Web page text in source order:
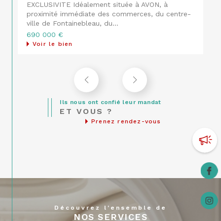
personnalisée, avec des supports
modernes
La diffusion de vos
immobilières à Fontainebleau
chaque étape de la transaction
Grâce à notre positionnement de
proximité, nous connaissons les
spécificités desquartiers de
Fontainebleau, Avon, Samois-sur-Seine
. Nous vous
aidons à faire le bon choix, au bon prix,
au bon moment.
Louer ou faire gérer son
Idéalement située à AVON, à proximité immédiate
des commerces, de Fontainebleau, du parc du
735 000 €
Ils nous ont confié leur mandat
ET VOUS ?
Prenez rendez-vous
Découvrez l'ensemble de
NOS SERVICES